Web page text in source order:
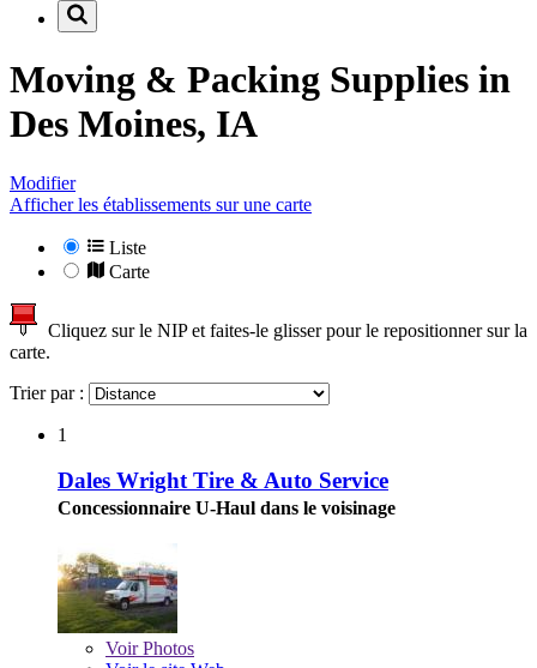
Moving & Packing Supplies in
Des Moines, IA
Modifier
Afficher les établissements sur une carte
Liste
Carte
Cliquez sur le NIP et faites-le glisser pour le repositionner sur la
carte.
Trier par :
1
Dales Wright Tire & Auto Service
Concessionnaire U-Haul dans le voisinage
VoirPhotos